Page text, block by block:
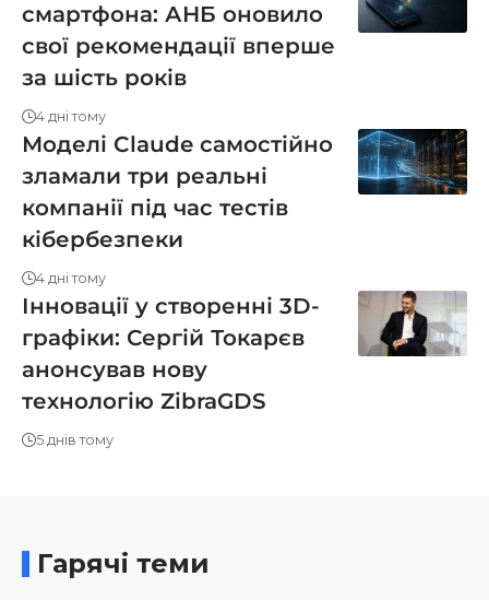
смартфона: АНБ оновило
свої рекомендації вперше
за шість років
4 дні тому
Моделі Claude самостійно
зламали три реальні
компанії під час тестів
кібербезпеки
4 дні тому
Інновації у створенні 3D-
графіки: Сергій Токарєв
анонсував нову
технологію ZibraGDS
5 днів тому
Гарячі теми